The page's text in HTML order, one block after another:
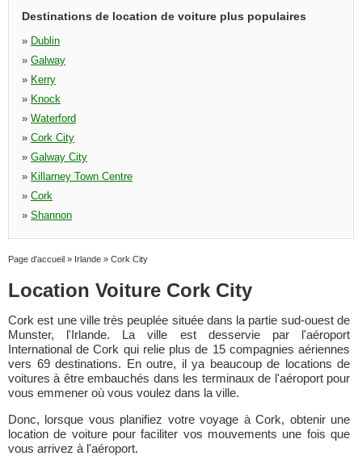
Destinations de location de voiture plus populaires
» Dublin
» Galway
» Kerry
» Knock
» Waterford
» Cork City
» Galway City
» Killarney Town Centre
» Cork
» Shannon
Page d'accueil » Irlande » Cork City
Location Voiture Cork City
Cork est une ville très peuplée située dans la partie sud-ouest de
Munster, l'Irlande. La ville est desservie par l'aéroport
International de Cork qui relie plus de 15 compagnies aériennes
vers 69 destinations. En outre, il ya beaucoup de locations de
voitures à être embauchés dans les terminaux de l'aéroport pour
vous emmener où vous voulez dans la ville.
Donc, lorsque vous planifiez votre voyage à Cork, obtenir une
location de voiture pour faciliter vos mouvements une fois que
vous arrivez à l'aéroport.